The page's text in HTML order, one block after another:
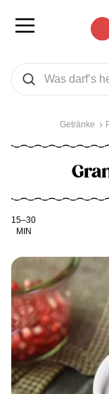
Was wollen Sie suchen
Suchen
Getränke
Kochdauer
15–30
MIN